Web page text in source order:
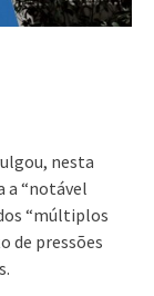
nesta
a “notável
“múltiplos
de pressões